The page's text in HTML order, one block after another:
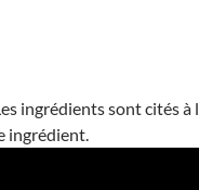
ingrédients sont cités à
ingrédient.